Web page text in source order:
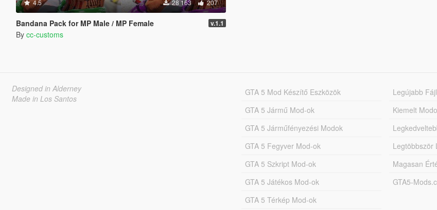
4.5 28 163 207
Bandana Pack for MP Male / MP Female v.1.1
By cc-customs
Designed in Alderney
Made in Los Santos
GTA 5 Mod Készítő Eszközök
GTA 5 Jármű Mod-ok
GTA 5 Járműfényezési Modok
GTA 5 Fegyver Mod-ok
GTA 5 Szkript Mod-ok
GTA 5 Játékos Mod-ok
GTA 5 Térkép Mod-ok
Legújabb
Kiemelt
Legtöbbször
Magasan
GTA5-